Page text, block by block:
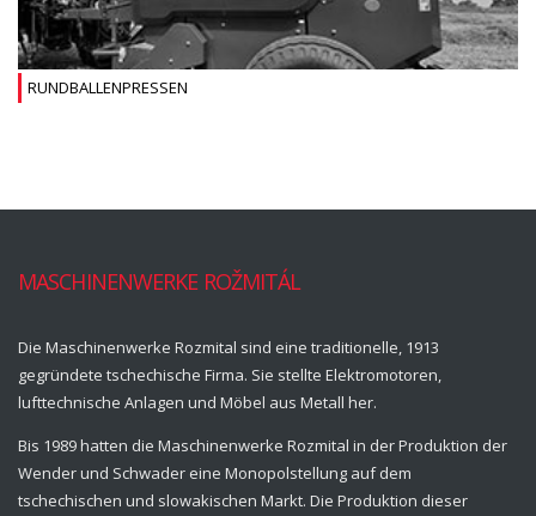
RUNDBALLENPRESSEN
MASCHINENWERKE ROŽMITÁL
Die Maschinenwerke Rozmital sind eine traditionelle, 1913
gegründete tschechische Firma. Sie stellte Elektromotoren,
lufttechnische Anlagen und Möbel aus Metall her.
Bis 1989 hatten die Maschinenwerke Rozmital in der Produktion der
Wender und Schwader eine Monopolstellung auf dem
tschechischen und slowakischen Markt. Die Produktion dieser